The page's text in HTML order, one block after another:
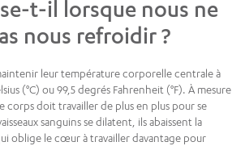
t-il lorsque nous ne
nous refroidir ?
leur température corporelle centrale à
(°C) ou 99,5 degrés Fahrenheit (°F). À mesure
corps doit travailler de plus en plus pour se
sanguins se dilatent, ils abaissent la
oblige le cœur à travailler davantage pour